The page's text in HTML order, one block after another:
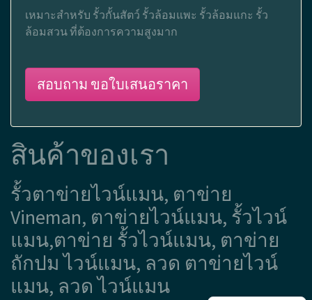
เหมาะสำหรับ รั้วกั้นสัตว์ รั้วล้อมแพะ รั้วล้อมแกะ รั้ว
ล้อมสวน ที่ต้องการความสูงมาก
สอบถาม ขอใบเสนอราคา
สินค้าของเรา
รั้วตาข่ายไวน์แมน, ตาข่าย
Vineman, ตาข่ายไวน์แมน, รั้วไวน์
แมน,ตาข่าย รั้วไวน์แมน, ตาข่าย
ถักปม ไวน์แมน, ลวด ตาข่ายไวน์
แมน, ลวด ไวน์แมน